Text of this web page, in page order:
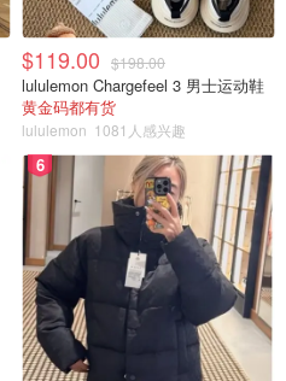
的游戏，基本就是跟着拍子
来计算分数。一起玩这个游戏
。喜欢节奏大师的朋友一定会
$119.00 $198.00
lululemon Chargefeel 3 男士运动鞋
黄金码都有货
lululemon 1081人感兴趣
6